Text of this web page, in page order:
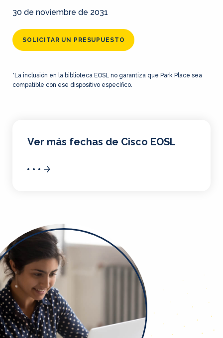
30 de noviembre de 2031
SOLICITAR UN PRESUPUESTO
*La inclusión en la biblioteca EOSL no garantiza que Park Place sea
compatible con ese dispositivo específico.
Ver más fechas de Cisco EOSL